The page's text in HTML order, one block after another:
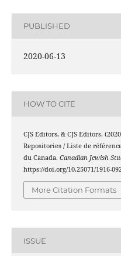
PUBLISHED
2020-06-13
HOW TO CITE
CJS Editors, & CJS Editors.
Repositories / Liste de
du Canada. Canadian Jewish
https://doi.org/10.25071/1916-
More Citation Formats
ISSUE